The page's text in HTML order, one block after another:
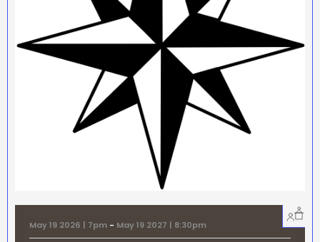
May 19 2026 | 7pm - May 19 2027 | 8:30pm